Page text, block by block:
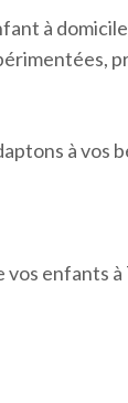
à
à vos
enfants à